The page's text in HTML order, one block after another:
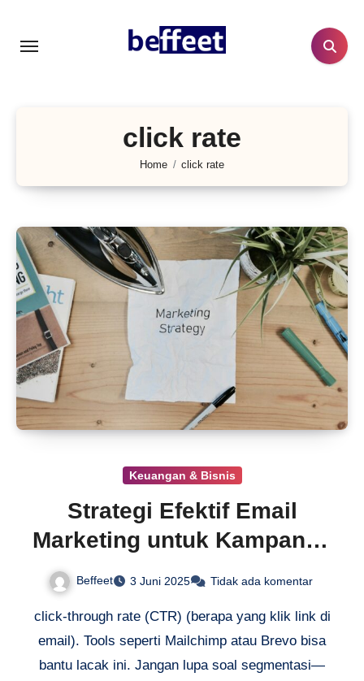
konten
click rate
Home click rate
Keuangan & Bisnis
Strategi Efektif Email
Marketing untuk Kampanye
Sukses
Beffeet 3 Juni 2025 Tidak ada komentar
click-through rate (CTR) (berapa yang klik link di
email). Tools seperti Mailchimp atau Brevo bisa
bantu lacak ini. Jangan lupa soal segmentasi—